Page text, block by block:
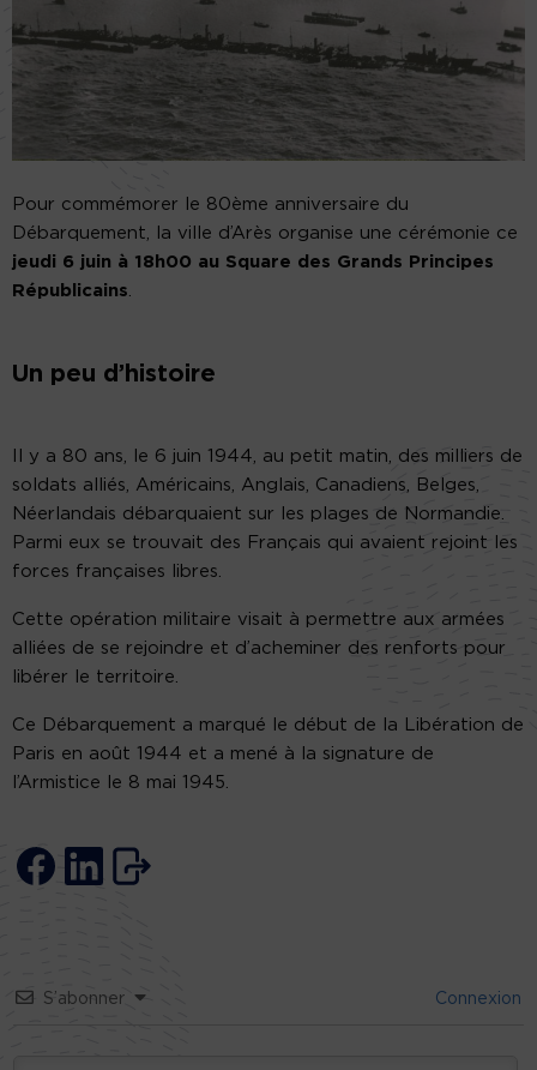
Pour commémorer le 80ème anniversaire du
Débarquement, la ville d’Arès organise une cérémonie ce
jeudi 6 juin à 18h00 au Square des Grands Principes
Républicains.
Un peu d’histoire
Il y a 80 ans, le 6 juin 1944, au petit matin, des milliers de
soldats alliés, Américains, Anglais, Canadiens, Belges,
Néerlandais débarquaient sur les plages de Normandie.
Parmi eux se trouvait des Français qui avaient rejoint les
forces françaises libres.
Cette opération militaire visait à permettre aux armées
alliées de se rejoindre et d’acheminer des renforts pour
libérer le territoire.
Ce Débarquement a marqué le début de la Libération de
Paris en août 1944 et a mené à la signature de
l’Armistice le 8 mai 1945.
S’abonner Connexion